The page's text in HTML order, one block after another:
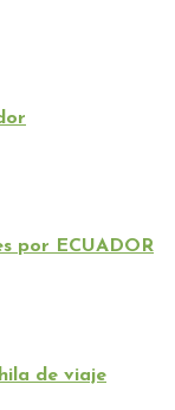
por ECUADOR
de viaje